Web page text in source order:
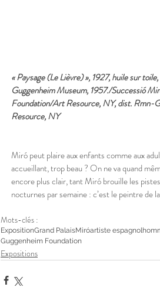
« Paysage (Le Lièvre) », 1927, huile sur
Guggenheim Museum, 1957./Successió
Foundation/Art Resource, NY, dist. Rmn-
Resource, NY
Miró peut plaire aux enfants comme aux
accueillant, trop beau ? On ne va quand
encore plus clair, tant Miró brouille les
nocturnes par semaine : c’est le peintre de
Mots-clés :
ExpositionGrand PalaisMiróartiste espagnol
Guggenheim Foundation
Expositions